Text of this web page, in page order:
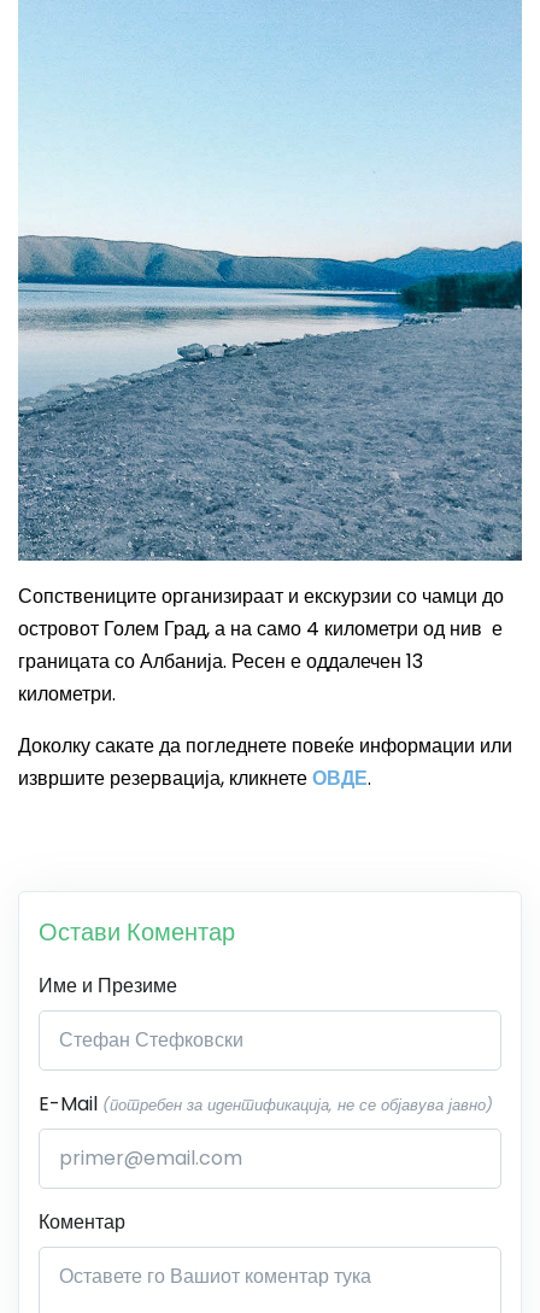
Сопствениците организираат и екскурзии со чамци до
островот Голем Град, а на само 4 километри од нив е
границата со Албанија. Ресен е оддалечен 13
километри.
Доколку сакате да погледнете повеќе информации или
извршите резервација, кликнетеОВДЕ.
Остави Коментар
Име и Презиме
E-Mail (потребен за идентификација, не се објавува јавно)
Коментар